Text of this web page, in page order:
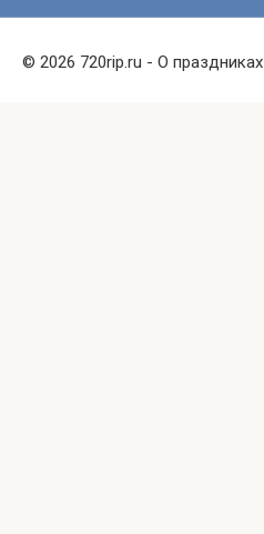
© 2026 720rip.ru - О праздниках